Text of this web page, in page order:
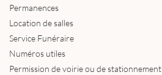
Permanences
Location de salles
Service Funéraire
Numéros utiles
Permission de voirie ou de stationnement